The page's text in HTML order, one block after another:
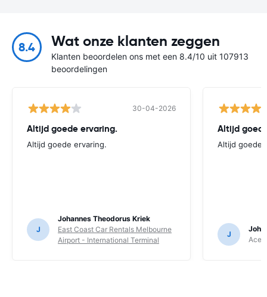
8.4 Wat onze klanten zeggen
Klanten beoordelen ons met een 8.4/10 uit 107913
beoordelingen
30-04-2026
Altijd goede ervaring.
Altijd goede ervaring.
J
Johannes Theodorus Kriek
East Coast Car Rentals Melbourne
Airport - International Terminal
Altijd
Altijd goede
J
Ace